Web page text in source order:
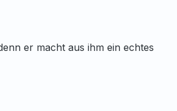
er macht aus ihm ein echtes